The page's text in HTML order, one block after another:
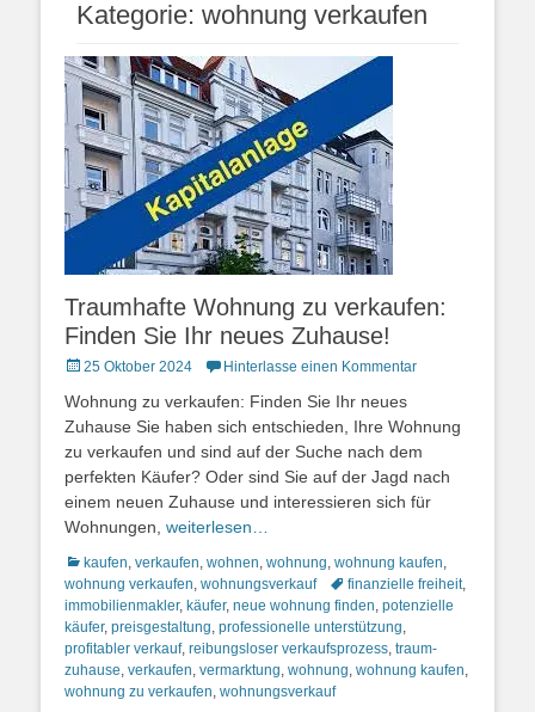
Kategorie: wohnung verkaufen
Traumhafte Wohnung zu verkaufen:
Finden Sie Ihr neues Zuhause!
Posted
25 Oktober 2024 Hinterlasse einen Kommentar
Wohnung zu verkaufen: Finden Sie Ihr neues
Zuhause Sie haben sich entschieden, Ihre Wohnung
zu verkaufen und sind auf der Suche nach dem
perfekten Käufer? Oder sind Sie auf der Jagd nach
einem neuen Zuhause und interessieren sich für
Wohnungen, weiterlesen…
Kategorien
kaufen, verkaufen, wohnen, wohnung, wohnung kaufen,
wohnung verkaufen, wohnungsverkauf Schlagworte
finanzielle freiheit,
immobilienmakler, käufer, neue wohnung finden, potenzielle
käufer, preisgestaltung, professionelle unterstützung,
profitabler verkauf, reibungsloser verkaufsprozess, traum-
zuhause, verkaufen, vermarktung, wohnung, wohnung kaufen,
wohnung zu verkaufen, wohnungsverkauf